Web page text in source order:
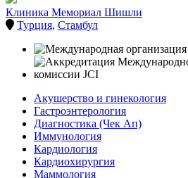
Клиника Мемориал Шишли
Турция, Стамбул
Акушерство и гинекология
Гастроэнтерология
Диагностика (Чек Ап)
Иммунология
Кардиология
Кардиохирургия
Маммология